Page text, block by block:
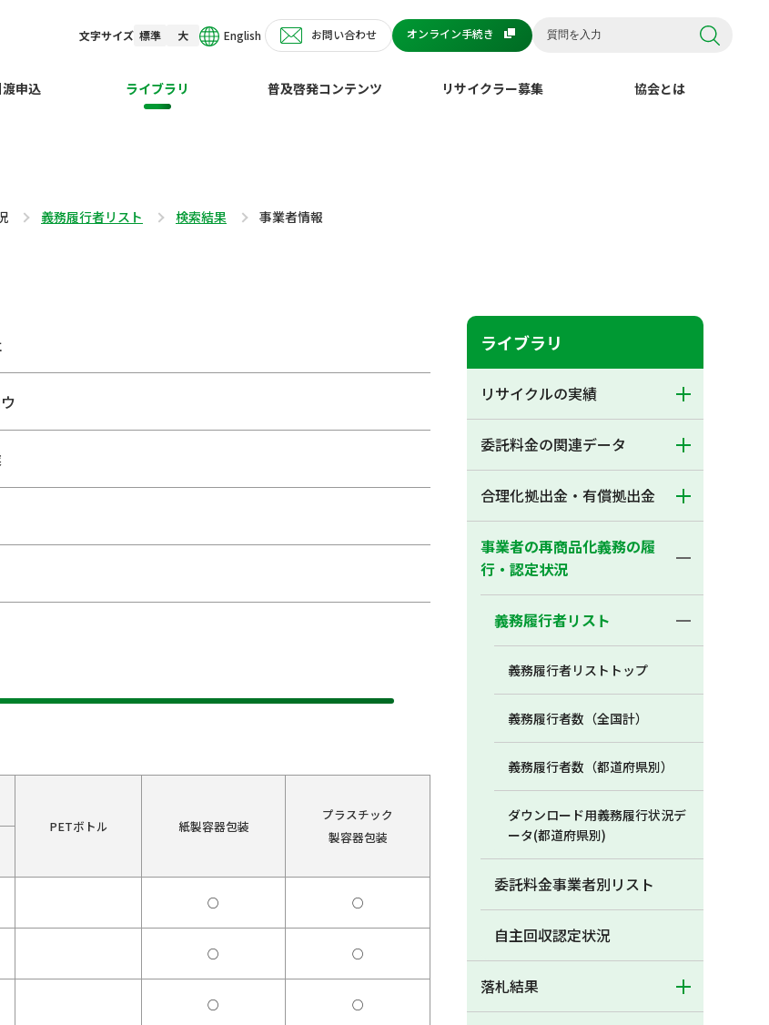
文字サイズ 標準 大 English お問い合わせ オンライン手続き
申込 ライブラリ 普及啓発コンテンツ リサイクラー募集 協会とは
義務履行者リスト 検索結果 事業者情報
PETボトル
紙製容器包装
プラスチック
製容器包装
○ ○
○ ○
○ ○
ライブラリ
リサイクルの実績
委託料金の関連データ
合理化拠出金・有償拠出金
事業者の再商品化義務の履
行・認定状況
義務履行者リスト
義務履行者リストトップ
義務履行者数（全国計）
義務履行者数（都道府県別）
ダウンロード用義務履行状況デ
ータ(都道府県別)
委託料金事業者別リスト
自主回収認定状況
落札結果